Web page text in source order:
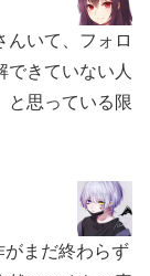
んいて、フォロ
できていない人
と思っている限
まだ終わらず